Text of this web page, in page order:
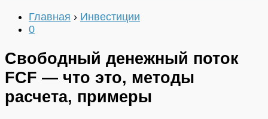
Главная › Инвестиции
0
Свободный денежный поток
FCF — что это, методы
расчета, примеры